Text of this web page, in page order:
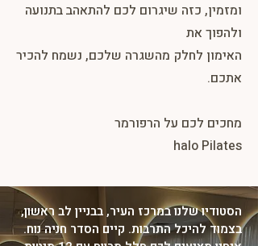
ומזמין, כזה שיגרום לכם להתאהב בתנועה
ולהפוך את
האימון לחלק מהשגרה שלכם, נשמח להכיר
אתכם.
מחכים לכם על הרפורמר
halo Pilates
הסטודיו שלנו במרכז העיר, בבניין לב ראשון,
בצמוד להיכל התרבות. קיים הסדר חניה נוח.